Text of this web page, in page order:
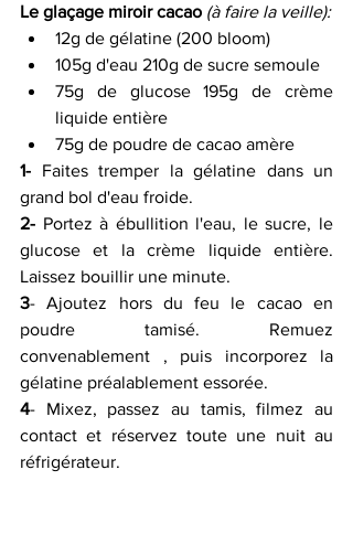
Le glaçage miroir cacao (à faire la veille):
12g de gélatine (200 bloom)
105g d'eau 210g de sucre semoule
75g de glucose 195g de crème
liquide entière
75g de poudre de cacao amère
1- Faites tremper la gélatine dans un
grand bol d'eau froide.
2- Portez à ébullition l'eau, le sucre, le
glucose et la crème liquide entière.
Laissez bouillir une minute.
3- Ajoutez hors du feu le cacao en
poudre tamisé. Remuez
convenablement , puis incorporez la
gélatine préalablement essorée.
4- Mixez, passez au tamis, filmez au
contact et réservez toute une nuit au
réfrigérateur.